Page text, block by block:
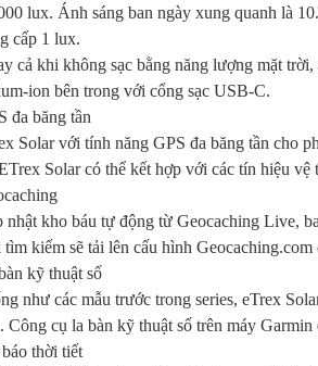
lux. Ánh sáng ban ngày xung quanh là
cấp 1 lux.
cả khi không sạc bằng năng lượng mặt
ion bên trong với cổng sạc USB-C.
đa băng tần
Solar với tính năng GPS đa băng tần cho
Solar có thể kết hợp với các tín hiệu
nhật kho báu tự động từ Geocaching Live,
tìm kiếm sẽ tải lên cấu hình Geocaching.com
kỹ thuật số
như các mẫu trước trong series, eTrex
Công cụ la bàn kỹ thuật số trên máy
thời tiết